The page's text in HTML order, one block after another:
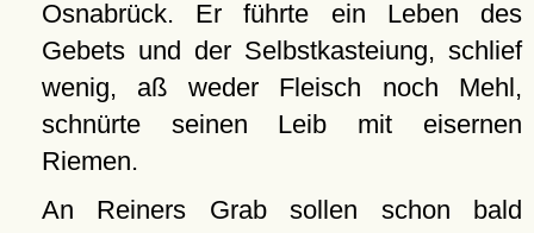
Osnabrück. Er führte ein Leben des
Gebets und der Selbstkasteiung, schlief
wenig, aß weder Fleisch noch Mehl,
schnürte seinen Leib mit eisernen
Riemen.
An Reiners Grab sollen schon bald